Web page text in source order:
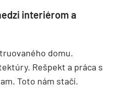
interiérom a
domu.
Rešpekt a práca s
Toto nám stačí.